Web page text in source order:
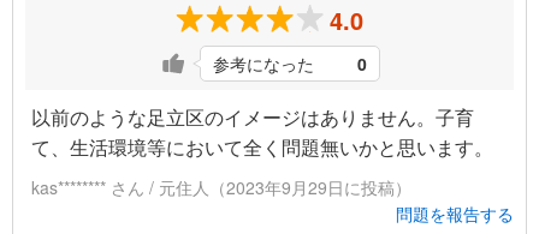
4.0
参考になった 0
以前のような足立区のイメージはありません。子育
て、生活環境等において全く問題無いかと思います。
kas******** さん / 元住人（2023年9月29日に投稿）
問題を報告する